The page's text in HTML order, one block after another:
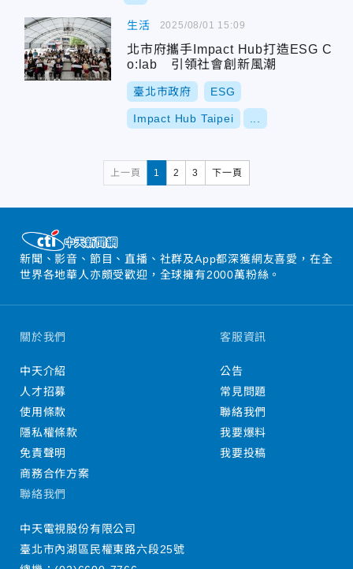
生活
北市府攜手Impact Hub打造ESG C
o:lab 引領社會創新風潮
臺北市政府 ESG
Impact Hub Taipei
2025/08/01 15:09
上一頁 1 2 3 下一頁
新聞、影音、節目、直播、社群及App都深獲網友喜愛，在全
世界各地華人亦頗受歡迎，全球擁有2000萬粉絲。
關於我們
中天介紹
人才招募
使用條款
隱私權條款
免責聲明
商務合作方案
客服資訊
公告
常見問題
聯絡我們
我要爆料
我要投稿
聯絡我們
中天電視股份有限公司
臺北市內湖區民權東路六段25號